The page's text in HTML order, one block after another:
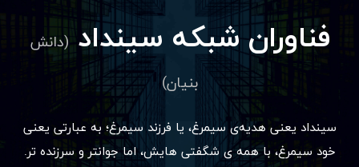
فناوران شبکه سینداد(دانش
بنیان)
سینداد یعنی هدیه‌ی سیمرغ، یا فرزند سیمرغ؛ به عبارتی یعنی
خود سیمرغ، با همه ی شگفتی هایش، اما جوانتر و سرزنده تر.